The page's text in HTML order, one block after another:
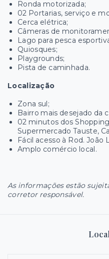
Ronda motorizada;
02 Portarias, serviço e
Cerca elétrica;
Câmeras de
Lago para pesca
Quiosques;
Playgrounds;
Pista de caminhada.
Localização
Zona sul;
Bairro mais desejado da
02 minutos dos
Supermercado Tauste,
Fácil acesso à Rod. João
Amplo comércio local.
As informações estão
corretor responsável.